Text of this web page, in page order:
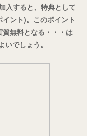
入すると、特典として
ント)。このポイント
無料となる・・・は
でしょう。